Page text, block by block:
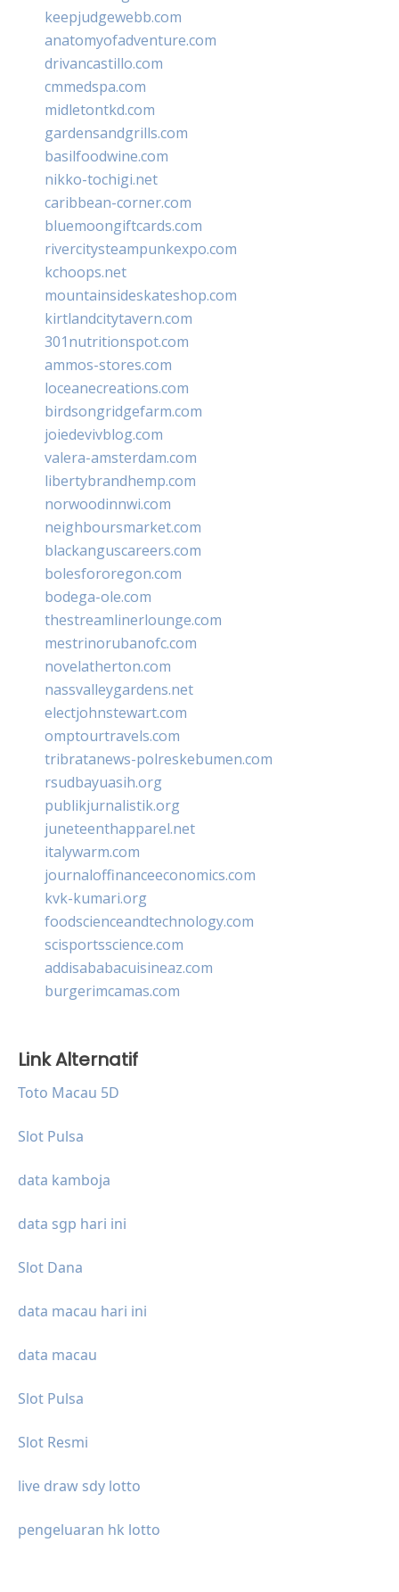
keepjudgewebb.com
anatomyofadventure.com
drivancastillo.com
cmmedspa.com
midletontkd.com
gardensandgrills.com
basilfoodwine.com
nikko-tochigi.net
caribbean-corner.com
bluemoongiftcards.com
rivercitysteampunkexpo.com
kchoops.net
mountainsideskateshop.com
kirtlandcitytavern.com
301nutritionspot.com
ammos-stores.com
loceanecreations.com
birdsongridgefarm.com
joiedevivblog.com
valera-amsterdam.com
libertybrandhemp.com
norwoodinnwi.com
neighboursmarket.com
blackanguscareers.com
bolesfororegon.com
bodega-ole.com
thestreamlinerlounge.com
mestrinorubanofc.com
novelatherton.com
nassvalleygardens.net
electjohnstewart.com
omptourtravels.com
tribratanews-polreskebumen.com
rsudbayuasih.org
publikjurnalistik.org
juneteenthapparel.net
italywarm.com
journaloffinanceeconomics.com
kvk-kumari.org
foodscienceandtechnology.com
scisportsscience.com
addisababacuisineaz.com
burgerimcamas.com
Link Alternatif
Toto Macau 5D
Slot Pulsa
data kamboja
data sgp hari ini
Slot Dana
data macau hari ini
data macau
Slot Pulsa
Slot Resmi
live draw sdy lotto
pengeluaran hk lotto